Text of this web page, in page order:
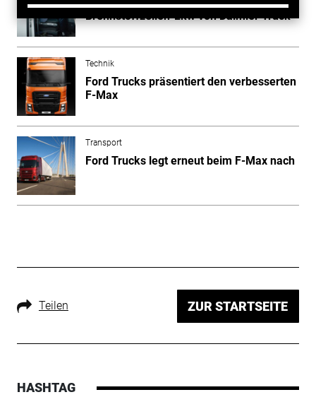
Brennstoffzellen-Lkw von Daimler Truck
Technik
Ford Trucks präsentiert den verbesserten
F-Max
Transport
Ford Trucks legt erneut beim F-Max nach
Teilen ZUR STARTSEITE
HASHTAG